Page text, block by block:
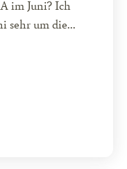
im Juni? Ich
sehr um die...